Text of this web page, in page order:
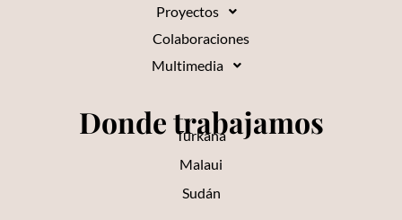
Proyectos
Colaboraciones
Multimedia
Donde trabajamos
Turkana
Malaui
Sudán